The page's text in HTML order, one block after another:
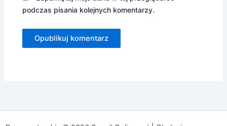
podczas pisania kolejnych komentarzy.